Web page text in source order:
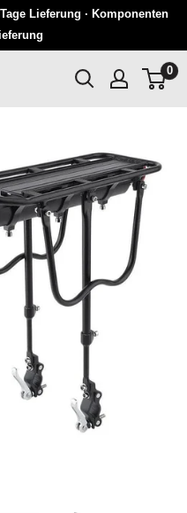
Lieferung · Komponenten
0